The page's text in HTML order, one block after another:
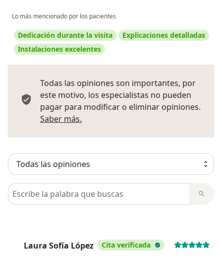
Lo más mencionado por los pacientes
Dedicación durante la visita
Explicaciones detalladas
Instalaciones excelentes
Todas las opiniones son importantes, por
este motivo, los especialistas no pueden
pagar para modificar o eliminar opiniones.
Saber más.
Busca en opiniones
Laura Sofía López Cita verificada